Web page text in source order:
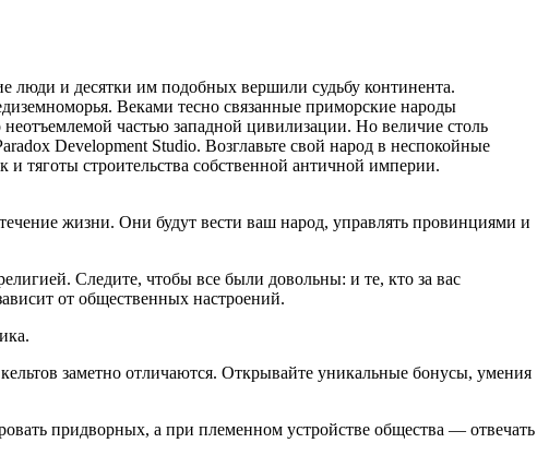
люди и десятки им подобных вершили судьбу континента.
Веками тесно связанные приморские народы
частью западной цивилизации. Но величие столь
Development Studio. Возглавьте свой народ в неспокойные
тяготы строительства собственной античной империи.
жизни. Они будут вести ваш народ, управлять провинциями и
Следите, чтобы все были довольны: и те, кто за вас
от общественных настроений.
заметно отличаются. Открывайте уникальные бонусы, умения
придворных, а при племенном устройстве общества — отвечать